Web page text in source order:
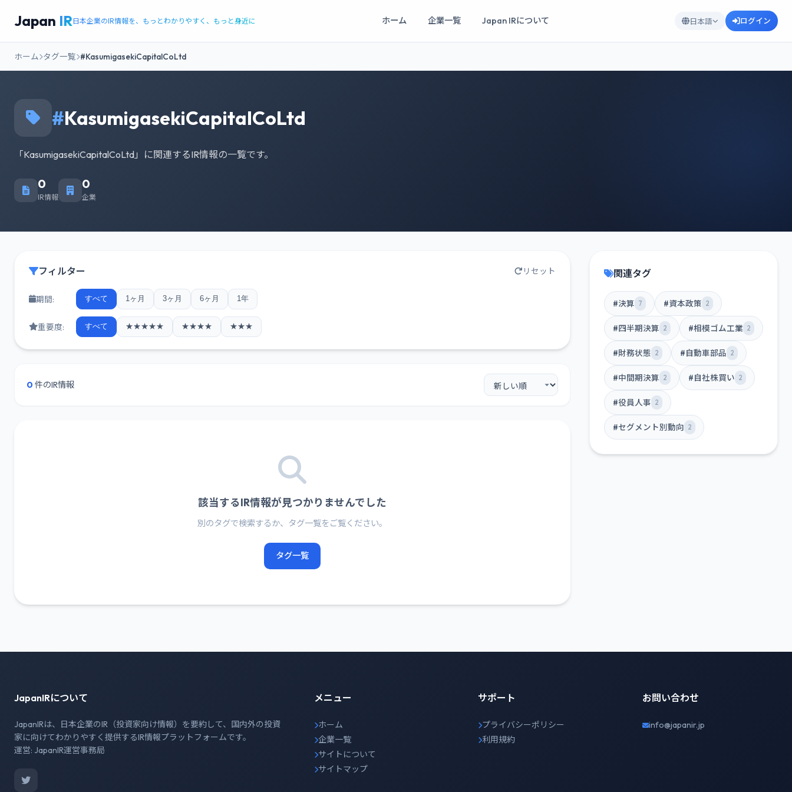
Japan IR日本企業のIR情報を、もっとわかりやすく、もっと身近に ホーム 企業一覧 Japan IRについて 日本語 ログイン
ホーム タグ一覧 #KasumigasekiCapitalCoLtd
#KasumigasekiCapitalCoLtd
「KasumigasekiCapitalCoLtd」に関連するIR情報の一覧です。
0
IR情報
0
企業
フィルター リセット
期間: すべて 1ヶ月 3ヶ月 6ヶ月 1年
重要度: すべて ★★★★★ ★★★★ ★★★
0 件のIR情報
該当するIR情報が見つかりませんでした
別のタグで検索するか、タグ一覧をご覧ください。
タグ一覧
関連タグ
#決算 7 #資本政策 2
#四半期決算 2 #相模ゴム工業 2
#財務状態 2 #自動車部品 2
#中間期決算 2 #自社株買い 2
#役員人事 2
#セグメント別動向 2
JapanIRについて
JapanIRは、日本企業のIR（投資家向け情報）を要約して、国内外の投資
家に向けてわかりやすく提供するIR情報プラットフォームです。
運営: JapanIR運営事務局
メニュー
ホーム
企業一覧
サイトについて
サイトマップ
サポート
プライバシーポリシー
利用規約
お問い合わせ
info@japanir.jp